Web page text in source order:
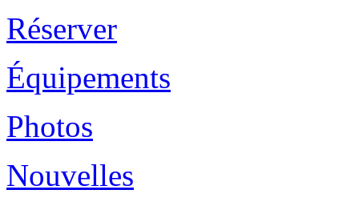
Réserver
Équipements
Photos
Nouvelles